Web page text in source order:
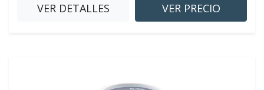
VER DETALLES VER PRECIO